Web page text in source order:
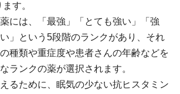
す。
には、「最強」「とても強い」「強
」という5段階のランクがあり、それ
種類や重症度や患者さんの年齢などを
ランクの薬が選択されます。
るために、眠気の少ない抗ヒスタミン